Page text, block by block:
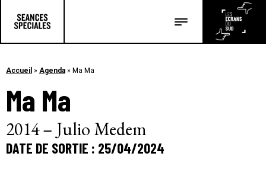
Accueil » Agenda » Ma Ma
Ma Ma
2014 – Julio Medem
DATE DE SORTIE : 25/04/2024